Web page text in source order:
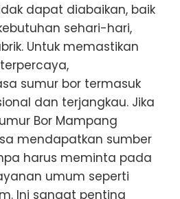
dapat diabaikan, baik
sehari-hari,
Untuk memastikan
sumur bor termasuk
dan terjangkau. Jika
Bor Mampang
mendapatkan sumber
harus meminta pada
umum seperti
Ini sangat penting